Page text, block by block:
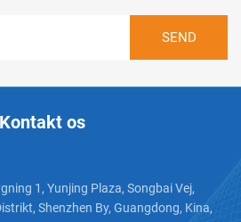
Kontakt os
1, Yunjing Plaza, Songbai Vej,
Shenzhen By, Guangdong, Kina,